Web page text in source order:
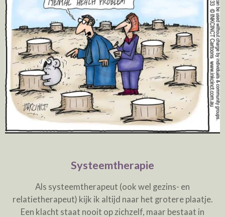
Systeemtherapie
Als systeemtherapeut (ook wel gezins- en
relatietherapeut) kijk ik altijd naar het grotere plaatje.
Een klacht staat nooit op zichzelf, maar bestaat in